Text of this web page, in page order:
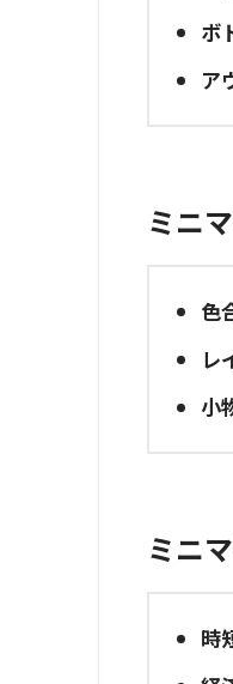
ボ
ア
ミニ
色
レ
小
ミニ
時